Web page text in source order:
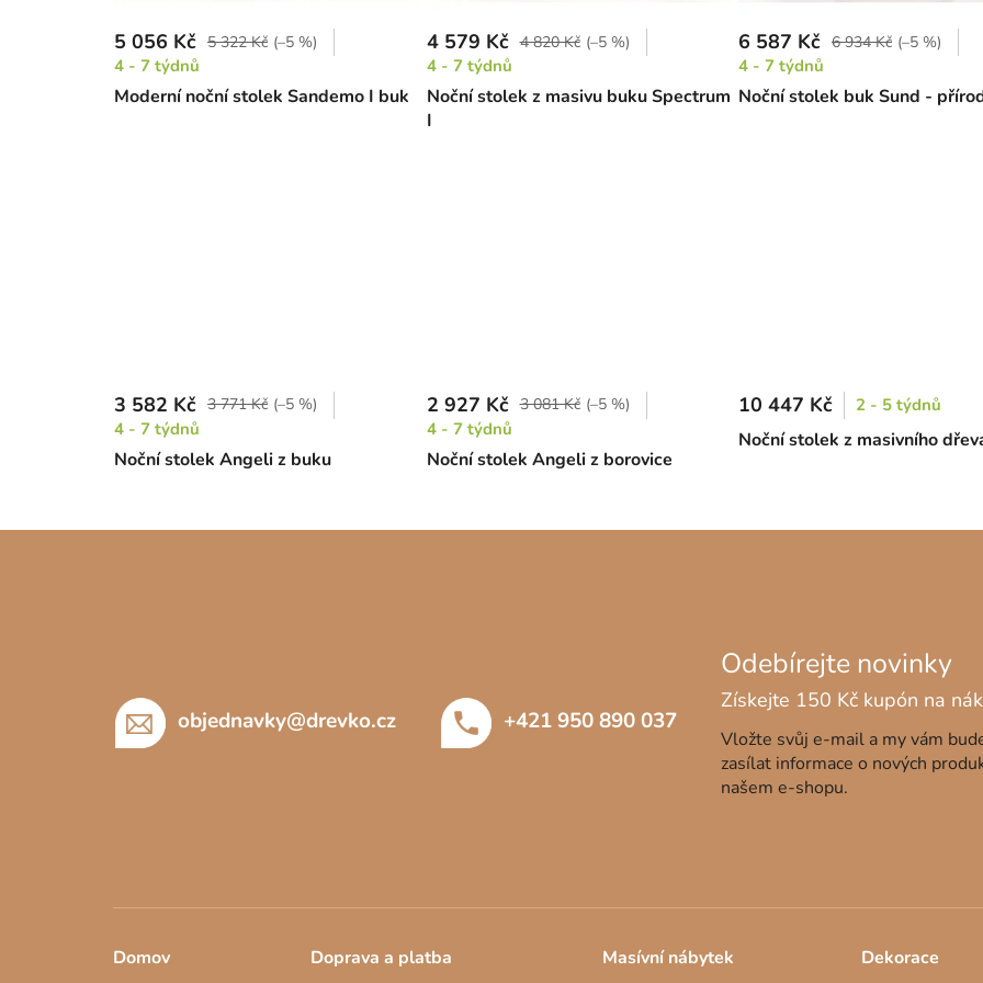
Moderní noční stolek Sandemo I buk
5 056 Kč 5 322 Kč (–5 %)
4 - 7 týdnů
Noční stolek z masivu buku Spectrum
I
4 579 Kč 4 820 Kč (–5 %)
4 - 7 týdnů
Noční stolek buk Sund -
6 587 Kč 6 934 Kč (–5 %)
4 - 7 týdnů
Noční stolek Angeli z buku
3 582 Kč 3 771 Kč (–5 %)
4 - 7 týdnů
Noční stolek Angeli z borovice
2 927 Kč 3 081 Kč (–5 %)
4 - 7 týdnů Noční stolek z masivního
10 447 Kč 2 - 5 týdnů
objednavky@drevko.cz +421 950 890 037
Vložte svůj e-mail a my vám
zasílat informace o nových
našem e-shopu.
Domov Doprava a platba Masívní nábytek Dekorace